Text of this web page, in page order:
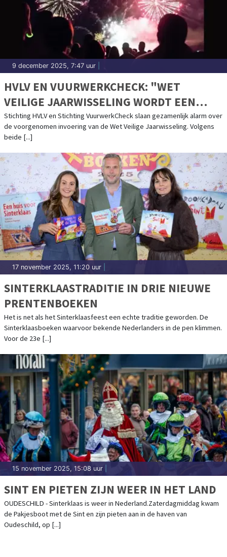
9 december 2025, 7:47 uur
HVLV EN VUURWERKCHECK: "WET
VEILIGE JAARWISSELING WORDT EEN
RECEPT VOOR CHAOS"
Stichting HVLV en Stichting VuurwerkCheck slaan gezamenlijk alarm over
de voorgenomen invoering van de Wet Veilige Jaarwisseling. Volgens
beide [...]
17 november 2025, 11:20 uur
SINTERKLAASTRADITIE IN DRIE NIEUWE
PRENTENBOEKEN
Het is net als het Sinterklaasfeest een echte traditie geworden. De
Sinterklaasboeken waarvoor bekende Nederlanders in de pen klimmen.
Voor de 23e [...]
15 november 2025, 15:08 uur
SINT EN PIETEN ZIJN WEER IN HET LAND
OUDESCHILD - Sinterklaas is weer in Nederland.Zaterdagmiddag kwam
de Pakjesboot met de Sint en zijn pieten aan in de haven van
Oudeschild, op [...]